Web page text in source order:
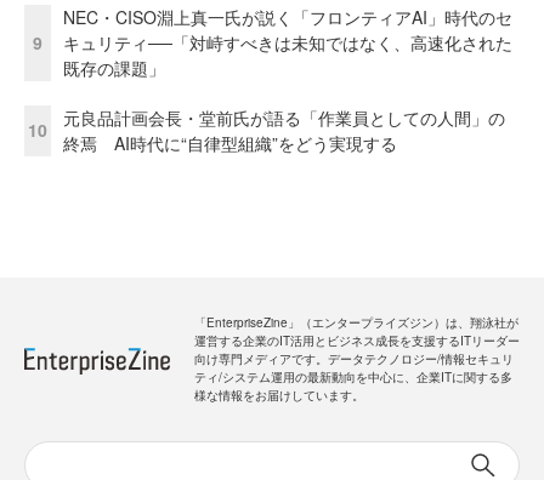
9
NEC・CISO淵上真一氏が説く「フロンティアAI」時代のセ
キュリティ──「対峙すべきは未知ではなく、高速化された
既存の課題」
10
元良品計画会長・堂前氏が語る「作業員としての人間」の
終焉 AI時代に“自律型組織”をどう実現する
「EnterpriseZine」（エンタープライズジン）は、翔泳社が
運営する企業のIT活用とビジネス成長を支援するITリーダー
向け専門メディアです。データテクノロジー/情報セキュリ
ティ/システム運用の最新動向を中心に、企業ITに関する多
様な情報をお届けしています。